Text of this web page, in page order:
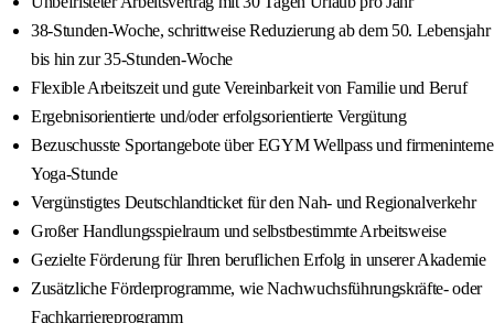
38-Stunden-Woche, schrittweise Reduzierung ab dem 50. Lebensjahr
bis hin zur 35-Stunden-Woche
Flexible Arbeitszeit und gute Vereinbarkeit von Familie und Beruf
Ergebnisorientierte und/oder erfolgsorientierte Vergütung
Bezuschusste Sportangebote über EGYM Wellpass und firmeninterne
Yoga-Stunde
Vergünstigtes Deutschlandticket für den Nah- und Regionalverkehr
Großer Handlungsspielraum und selbstbestimmte Arbeitsweise
Gezielte Förderung für Ihren beruflichen Erfolg in unserer Akademie
Zusätzliche Förderprogramme, wie Nachwuchsführungskräfte- oder
Fachkarriereprogramm